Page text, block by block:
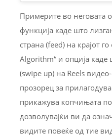
Примерите во неговата
функција каде што
страна (feed) на крајот
Algorithm“ и опција каде
(swipe up) на Reels
прозорец за
прикажува копчињата
дозволувајќи ви да
видите повеќе од тие